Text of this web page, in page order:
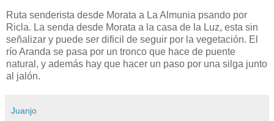
Ruta senderista desde Morata a La Almunia psando por
Ricla. La senda desde Morata a la casa de la Luz, esta sin
señalizar y puede ser dificil de seguir por la vegetación. El
río Aranda se pasa por un tronco que hace de puente
natural, y además hay que hacer un paso por una silga junto
al jalón.
Juanjo